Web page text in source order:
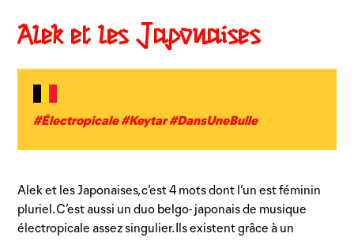
Alek et les Japonaises
#Électropicale #Keytar #DansUneBulle
Alek et les Japonaises, c’est 4 mots dont l’un est féminin
pluriel. C’est aussi un duo belgo- japonais de musique
électropicale assez singulier. Ils existent grâce à un